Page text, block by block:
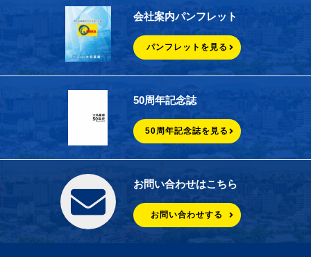
会社案内パンフレット
パンフレットを見る
50周年記念誌
50周年記念誌を見る
お問い合わせはこちら
お問い合わせする